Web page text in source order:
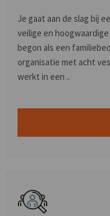
Je gaat aan de slag bij
veilige en
begon als een
organisatie met acht
werkt in een ..